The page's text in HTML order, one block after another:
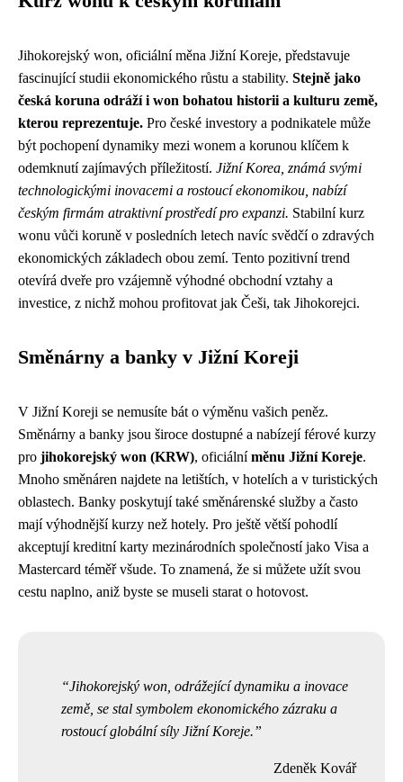
Jihokorejský won, oficiální měna Jižní Koreje, představuje
fascinující studii ekonomického růstu a stability. Stejně jako
česká koruna odráží i won bohatou historii a kulturu země,
kterou reprezentuje. Pro české investory a podnikatele může
být pochopení dynamiky mezi wonem a korunou klíčem k
odemknutí zajímavých příležitostí. Jižní Korea, známá svými
technologickými inovacemi a rostoucí ekonomikou, nabízí
českým firmám atraktivní prostředí pro expanzi. Stabilní kurz
wonu vůči koruně v posledních letech navíc svědčí o zdravých
ekonomických základech obou zemí. Tento pozitivní trend
otevírá dveře pro vzájemně výhodné obchodní vztahy a
investice, z nichž mohou profitovat jak Češi, tak Jihokorejci.
Směnárny a banky v Jižní Koreji
V Jižní Koreji se nemusíte bát o výměnu vašich peněz.
Směnárny a banky jsou široce dostupné a nabízejí férové kurzy
pro jihokorejský won (KRW), oficiálníměnu Jižní Koreje.
Mnoho směnáren najdete na letištích, v hotelích a v turistických
oblastech. Banky poskytují také směnárenské služby a často
mají výhodnější kurzy než hotely. Pro ještě větší pohodlí
akceptují kreditní karty mezinárodních společností jako Visa a
Mastercard téměř všude. To znamená, že si můžete užít svou
cestu naplno, aniž byste se museli starat o hotovost.
Jihokorejský won, odrážející dynamiku a inovace
země, se stal symbolem ekonomického zázraku a
rostoucí globální síly Jižní Koreje.
Zdeněk Kovář